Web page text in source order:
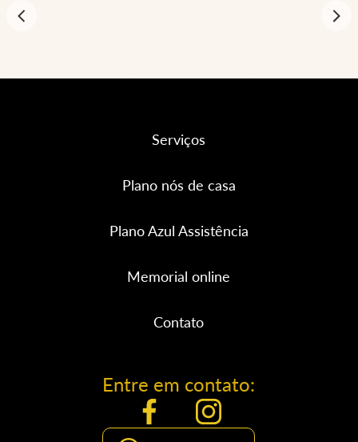
Serviços
Plano nós de casa
Plano Azul Assistência
Memorial online
Contato
Entre em contato: